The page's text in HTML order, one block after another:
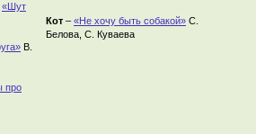
«Шут
В.
про
Кот – «Не хочу быть собакой» С.
Белова, С. Куваева